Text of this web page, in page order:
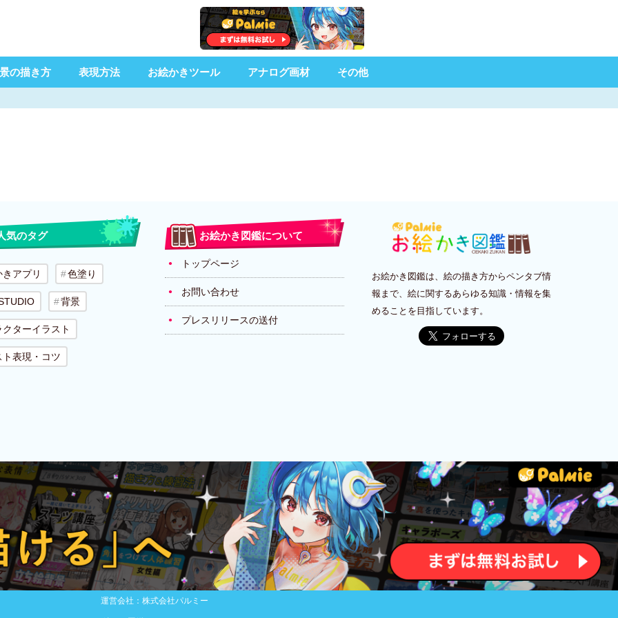
の描き方 表現方法 お絵かきツール アナログ画材 その他
気のタグ
アプリ 色塗り
背景
ターイラスト
ト表現・コツ
お絵かき図鑑について
トップページ
お問い合わせ
プレスリリースの送付
お絵かき図鑑は、絵の描き方からペンタブ情
報まで、絵に関するあらゆる知識・情報を集
めることを目指しています。
運営会社：株式会社パルミー